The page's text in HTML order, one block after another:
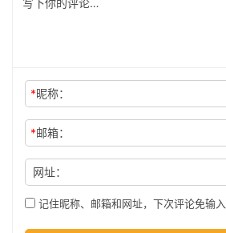
科
*昵称：
*邮箱：
网址：
记住昵称、邮箱和网址，下次评论免输入